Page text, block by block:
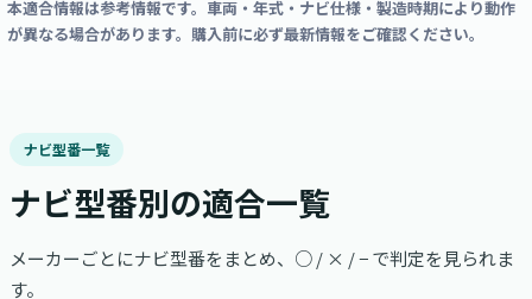
本適合情報は参考情報です。車両・年式・ナビ仕様・製造時期により動作
が異なる場合があります。購入前に必ず最新情報をご確認ください。
ナビ型番一覧
ナビ型番別の適合一覧
メーカーごとにナビ型番をまとめ、○ / × / − で判定を見られま
す。